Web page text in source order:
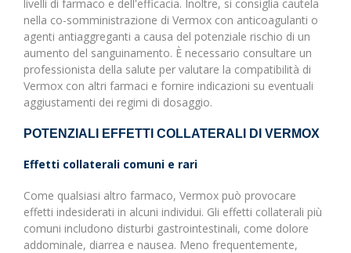
livelli di farmaco e dell'efficacia. Inoltre, si consiglia cautela
nella co-somministrazione di Vermox con anticoagulanti o
agenti antiaggreganti a causa del potenziale rischio di un
aumento del sanguinamento. È necessario consultare un
professionista della salute per valutare la compatibilità di
Vermox con altri farmaci e fornire indicazioni su eventuali
aggiustamenti dei regimi di dosaggio.
POTENZIALI EFFETTI COLLATERALI DI VERMOX
Effetti collaterali comuni e rari
Come qualsiasi altro farmaco, Vermox può provocare
effetti indesiderati in alcuni individui. Gli effetti collaterali più
comuni includono disturbi gastrointestinali, come dolore
addominale, diarrea e nausea. Meno frequentemente,